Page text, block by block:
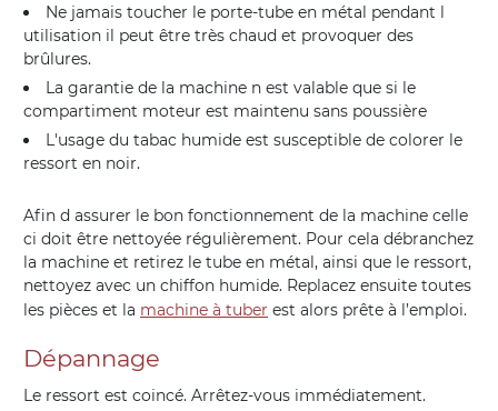
Ne jamais toucher le porte-tube en métal pendant l
utilisation il peut être très chaud et provoquer des
brûlures.
La garantie de la machine n est valable que si le
compartiment moteur est maintenu sans poussière
L'usage du tabac humide est susceptible de colorer le
ressort en noir.
Afin d assurer le bon fonctionnement de la machine celle
ci doit être nettoyée régulièrement. Pour cela débranchez
la machine et retirez le tube en métal, ainsi que le ressort,
nettoyez avec un chiffon humide. Replacez ensuite toutes
les pièces et la machine à tuber est alors prête à l’emploi.
Dépannage
Le ressort est coincé. Arrêtez-vous immédiatement.